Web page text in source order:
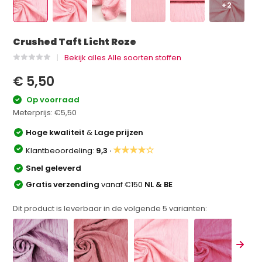
+2
Crushed Taft Licht Roze
Bekijk alles Alle soorten stoffen
€ 5,50
Op voorraad
Meterprijs:€5,50
Hoge kwaliteit& Lage prijzen
Klantbeoordeling: 9,3 ·★★★★☆
Snel geleverd
Gratis verzendingvanaf €150 NL & BE
Dit product is leverbaar in de volgende5 varianten: